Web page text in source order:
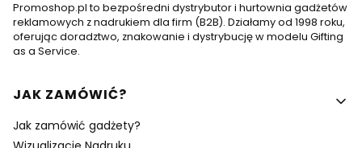
Promoshop.pl to bezpośredni dystrybutor i hurtownia gadżetów
reklamowych z nadrukiem dla firm (B2B). Działamy od 1998 roku,
oferując doradztwo, znakowanie i dystrybucję w modelu Gifting
as a Service.
Linki w stopce
JAK ZAMÓWIĆ?
Jak zamówić gadżety?